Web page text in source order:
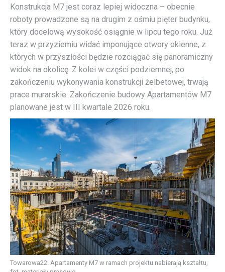
Konstrukcja M7 jest coraz lepiej widoczna – obecnie
roboty prowadzone są na drugim z ośmiu pięter budynku,
który docelową wysokość osiągnie w lipcu tego roku. Już
teraz w przyziemiu widać imponujące otwory okienne, z
których w przyszłości będzie rozciągać się panoramiczny
widok na okolicę. Z kolei w części podziemnej, po
zakończeniu wykonywania konstrukcji żelbetowej, trwają
prace murarskie. Zakończenie budowy Apartamentów M7
planowane jest w III kwartale 2026 roku.
Towarowa22. Apartamenty M7 w ramach projektu nabierają kształtu,